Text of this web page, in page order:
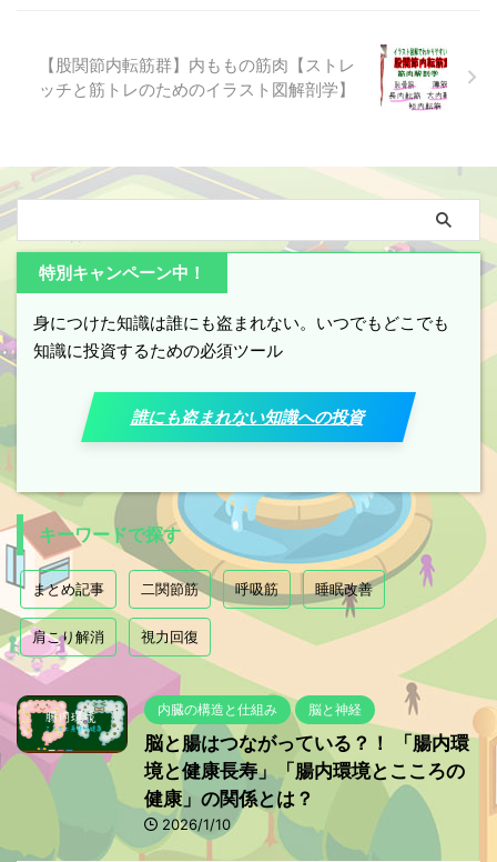
り、名前の通り「大腿筋膜」を緊
張させる作用や「大腿筋膜」や
筋肉です。 【大腿筋膜張筋】
は、英 ...
【股関節内転筋群】内ももの筋肉【ストレ
ッチと筋トレのためのイラスト図解剖学】
特別キャンペーン中！
身につけた知識は誰にも盗まれない。いつでもどこでも
知識に投資するための必須ツール
誰にも盗まれない知識への投資
キーワードで探す
まとめ記事 二関節筋 呼吸筋 睡眠改善
肩こり解消 視力回復
内臓の構造と仕組み 脳と神経
脳と腸はつながっている？！ 「腸内環
境と健康長寿」「腸内環境とこころの
健康」の関係とは？
2026/1/10